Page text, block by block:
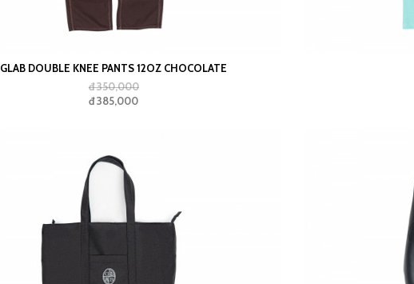
GLAB DOUBLE KNEE PANTS 12OZ CHOCOLATE
đ 350,000
đ 385,000